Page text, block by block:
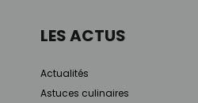
LES ACTUS
Actualités
Astuces culinaires